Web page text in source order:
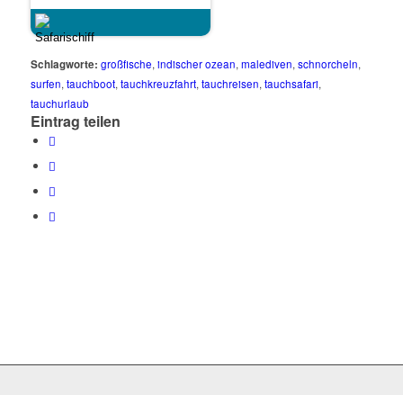
Schlagworte: großfische, indischer ozean, malediven, schnorcheln,
surfen, tauchboot, tauchkreuzfahrt, tauchreisen, tauchsafari,
tauchurlaub
Eintrag teilen